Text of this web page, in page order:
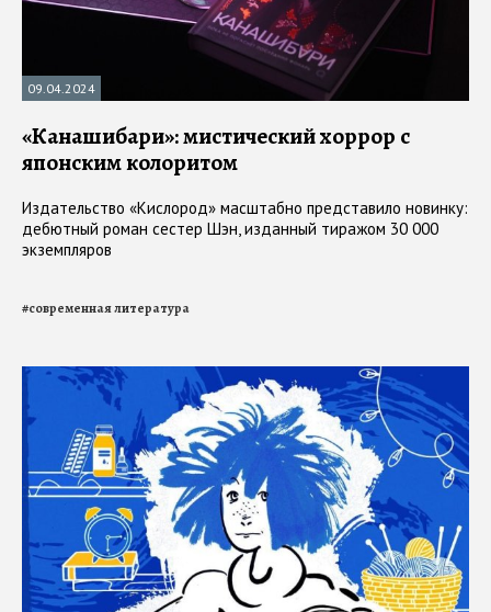
09.04.2024
«Канашибари»: мистический хоррор с
японским колоритом
Издательство «Кислород» масштабно представило новинку:
дебютный роман сестер Шэн, изданный тиражом 30 000
экземпляров
#современная литература